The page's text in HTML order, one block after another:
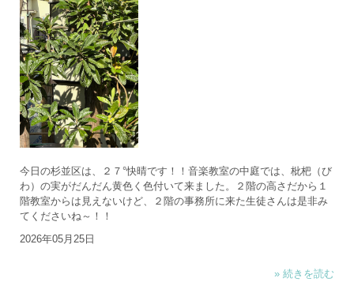
今日の杉並区は、２７°快晴です！！音楽教室の中庭では、枇杷（び
わ）の実がだんだん黄色く色付いて来ました。２階の高さだから１
階教室からは見えないけど、２階の事務所に来た生徒さんは是非み
てくださいね～！！
2026年05月25日
» 続きを読む